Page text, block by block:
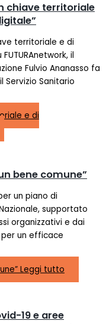
chiave territoriale
territoriale e di
il
Fulvio Ananasso fa
Servizio Sanitario
e di
bene comune”
un piano di
supportato
organizzativi e dai
un efficace
Leggi tutto
19 e aree